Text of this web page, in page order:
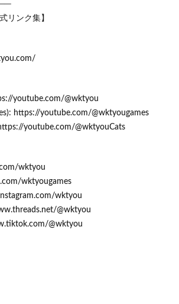
リンク集】
youtube.com/@wktyou
https://youtube.com/@wktyougames
youtube.com/@wktyouCats
wktyou
wktyougames
wktyou
@wktyou
@wktyou